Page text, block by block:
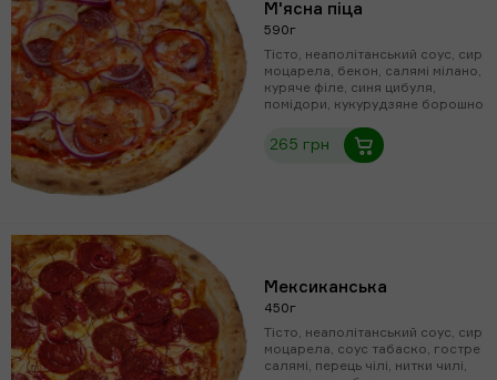
М'ясна піца
590г
Тісто, неаполітанський соус, сир
моцарела, бекон, салямі мілано,
куряче філе, синя цибуля,
помідори, кукурудзяне борошно
265 грн
Мексиканська
450г
Тісто, неаполітанський соус, сир
моцарела, соус табаско, гостре
салямі, перець чілі, нитки чилі,